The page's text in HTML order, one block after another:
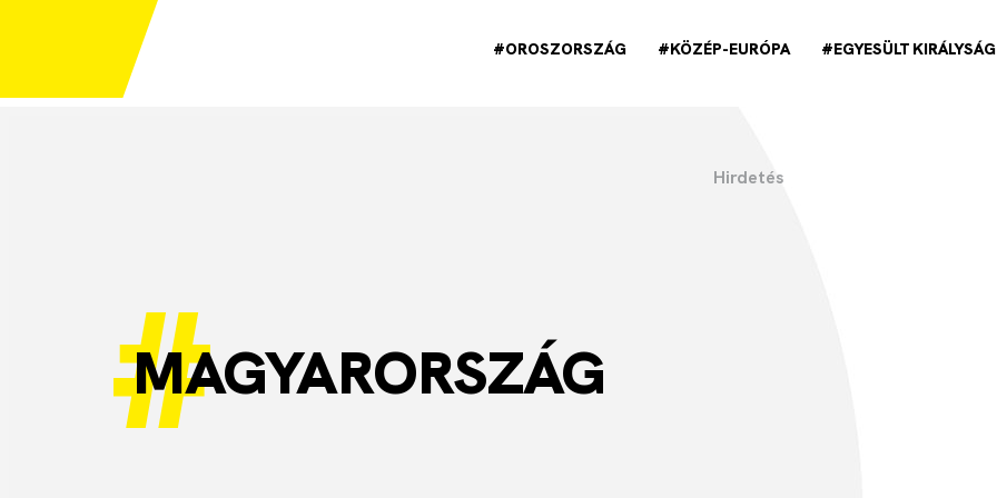
#OROSZORSZÁG #KÖZÉP-EURÓPA #EGYESÜLT KIRÁLYSÁG
MAGYARORSZÁG